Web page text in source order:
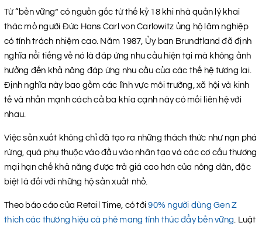
Từ “bền vững” có nguồn gốc từ thế kỷ 18 khi nhà quản lý khai
thác mỏ người Đức Hans Carl von Carlowitz ủng hộ lâm nghiệp
có tính trách nhiệm cao. Năm 1987, Ủy ban Brundtland đã định
nghĩa nổi tiếng về nó là đáp ứng nhu cầu hiện tại mà không ảnh
hưởng đến khả năng đáp ứng nhu cầu của các thế hệ tương lai.
Định nghĩa này bao gồm các lĩnh vực môi trường, xã hội và kinh
tế và nhấn mạnh cách cả ba khía cạnh này có mối liên hệ với
nhau.
Việc sản xuất không chỉ đã tạo ra những thách thức như nạn phá
rừng, quá phụ thuộc vào đầu vào nhân tạo và các cơ cấu thương
mại hạn chế khả năng được trả giá cao hơn của nông dân, đặc
biệt là đối với những hộ sản xuất nhỏ.
Theo báo cáo của Retail Time, có tới 90% người dùng Gen Z
thích các thương hiệu cà phê mang tính thúc đẩy bền vững . Luật